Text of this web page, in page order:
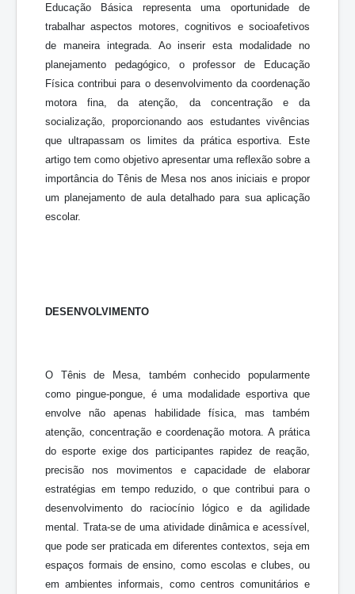
Educação Básica representa uma oportunidade de
trabalhar aspectos motores, cognitivos e socioafetivos
de maneira integrada. Ao inserir esta modalidade no
planejamento pedagógico, o professor de Educação
Física contribui para o desenvolvimento da coordenação
motora fina, da atenção, da concentração e da
socialização, proporcionando aos estudantes vivências
que ultrapassam os limites da prática esportiva. Este
artigo tem como objetivo apresentar uma reflexão sobre a
importância do Tênis de Mesa nos anos iniciais e propor
um planejamento de aula detalhado para sua aplicação
escolar.
DESENVOLVIMENTO
O Tênis de Mesa, também conhecido popularmente
como pingue-pongue, é uma modalidade esportiva que
envolve não apenas habilidade física, mas também
atenção, concentração e coordenação motora. A prática
do esporte exige dos participantes rapidez de reação,
precisão nos movimentos e capacidade de elaborar
estratégias em tempo reduzido, o que contribui para o
desenvolvimento do raciocínio lógico e da agilidade
mental. Trata-se de uma atividade dinâmica e acessível,
que pode ser praticada em diferentes contextos, seja em
espaços formais de ensino, como escolas e clubes, ou
em ambientes informais, como centros comunitários e